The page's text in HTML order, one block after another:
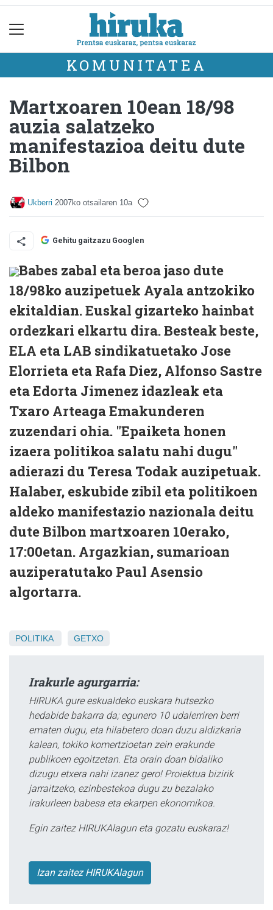
KOMUNITATEA
Martxoaren 10ean 18/98
auzia salatzeko
manifestazioa deitu dute
Bilbon
Ukberri 2007ko otsailaren 10a
Gehitu gaitzazu Googlen
Babes zabal eta beroa jaso dute
18/98ko auzipetuek Ayala antzokiko
ekitaldian. Euskal gizarteko hainbat
ordezkari elkartu dira. Besteak beste,
ELA eta LAB sindikatuetako Jose
Elorrieta eta Rafa Diez, Alfonso Sastre
eta Edorta Jimenez idazleak eta
Txaro Arteaga Emakunderen
zuzendari ohia. "Epaiketa honen
izaera politikoa salatu nahi dugu"
adierazi du Teresa Todak auzipetuak.
Halaber, eskubide zibil eta politikoen
aldeko manifestazio nazionala deitu
dute Bilbon martxoaren 10erako,
17:00etan. Argazkian, sumarioan
auziperatutako Paul Asensio
algortarra.
POLITIKA GETXO
Irakurle agurgarria:
HIRUKA gure eskualdeko euskara hutsezko
hedabide bakarra da; egunero 10 udalerriren berri
ematen dugu, eta hilabetero doan duzu aldizkaria
kalean, tokiko komertzioetan zein erakunde
publikoen egoitzetan. Eta orain doan bidaliko
dizugu etxera nahi izanez gero! Proiektua bizirik
jarraitzeko, ezinbestekoa dugu zu bezalako
irakurleen babesa eta ekarpen ekonomikoa.
Egin zaitez HIRUKAlagun eta gozatu euskaraz!
Izan zaitez HIRUKAlagun